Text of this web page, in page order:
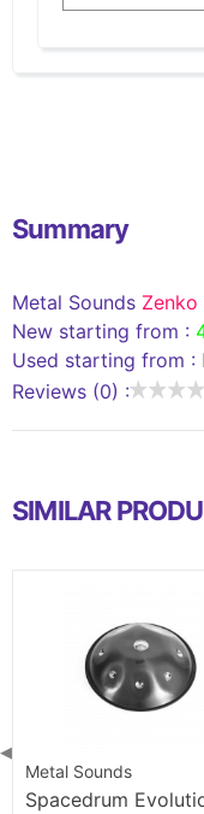
Summary
Metal Sounds Zenko
New starting from :
Used starting from :
Reviews (0) :
SIMILAR
Metal Sounds
Spacedrum
◀